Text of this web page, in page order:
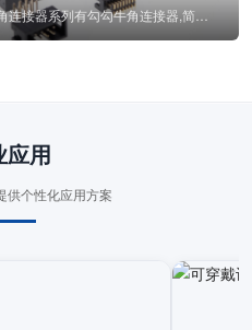
应用
供个性化应用方案